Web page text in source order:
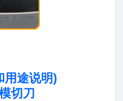
途说明)
切刀